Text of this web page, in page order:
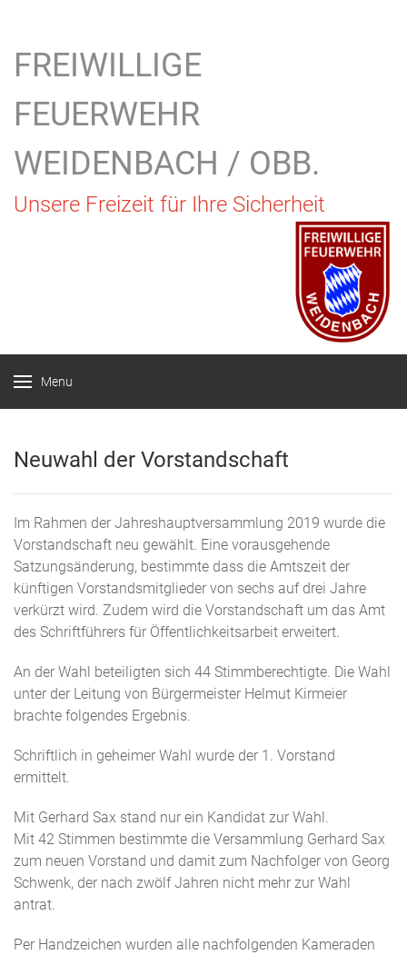
FREIWILLIGE
FEUERWEHR
WEIDENBACH / OBB.
Unsere Freizeit für Ihre Sicherheit
Menu
Neuwahl der Vorstandschaft
Im Rahmen der Jahreshauptversammlung 2019 wurde die
Vorstandschaft neu gewählt. Eine vorausgehende
Satzungsänderung, bestimmte dass die Amtszeit der
künftigen Vorstandsmitglieder von sechs auf drei Jahre
verkürzt wird. Zudem wird die Vorstandschaft um das Amt
des Schriftführers für Öffentlichkeitsarbeit erweitert.
An der Wahl beteiligten sich 44 Stimmberechtigte. Die Wahl
unter der Leitung von Bürgermeister Helmut Kirmeier
brachte folgendes Ergebnis.
Schriftlich in geheimer Wahl wurde der 1. Vorstand
ermittelt.
Mit Gerhard Sax stand nur ein Kandidat zur Wahl.
Mit 42 Stimmen bestimmte die Versammlung Gerhard Sax
zum neuen Vorstand und damit zum Nachfolger von Georg
Schwenk, der nach zwölf Jahren nicht mehr zur Wahl
antrat.
Per Handzeichen wurden alle nachfolgenden Kameraden